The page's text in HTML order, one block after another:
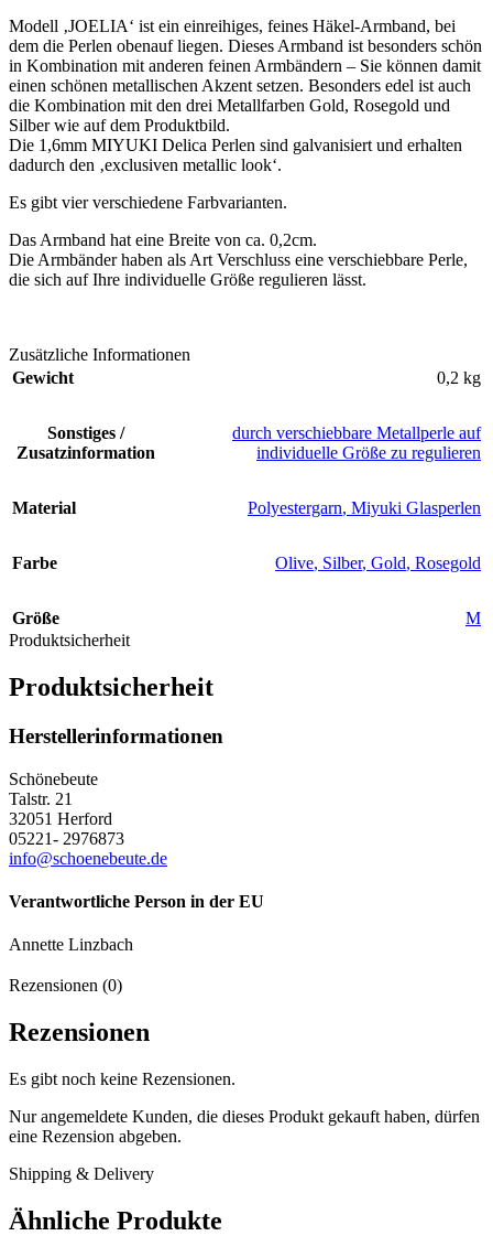
Modell ‚JOELIA‘ ist ein einreihiges, feines Häkel-Armband, bei
dem die Perlen obenauf liegen. Dieses Armband ist besonders schön
in Kombination mit anderen feinen Armbändern – Sie können damit
einen schönen metallischen Akzent setzen. Besonders edel ist auch
die Kombination mit den drei Metallfarben Gold, Rosegold und
Silber wie auf dem Produktbild.
Die 1,6mm MIYUKI Delica Perlen sind galvanisiert und erhalten
dadurch den ‚exclusiven metallic look‘.
Es gibt vier verschiedene Farbvarianten.
Das Armband hat eine Breite von ca. 0,2cm.
Die Armbänder haben als Art Verschluss eine verschiebbare Perle,
die sich auf Ihre individuelle Größe regulieren lässt.
Zusätzliche Informationen
Gewicht
0,2 kg
Sonstiges /
Zusatzinformation
durch verschiebbare Metallperle auf
individuelle Größe zu regulieren
Material Polyestergarn, Miyuki Glasperlen
Farbe Olive, Silber, Gold, Rosegold
Größe
M
Produktsicherheit
Produktsicherheit
Herstellerinformationen
Schönebeute
Talstr. 21
32051 Herford
05221- 2976873
info@schoenebeute.de
Verantwortliche Person in der EU
Annette Linzbach
Rezensionen (0)
Rezensionen
Es gibt noch keine Rezensionen.
Nur angemeldete Kunden, die dieses Produkt gekauft haben, dürfen
eine Rezension abgeben.
Shipping & Delivery
Ähnliche Produkte